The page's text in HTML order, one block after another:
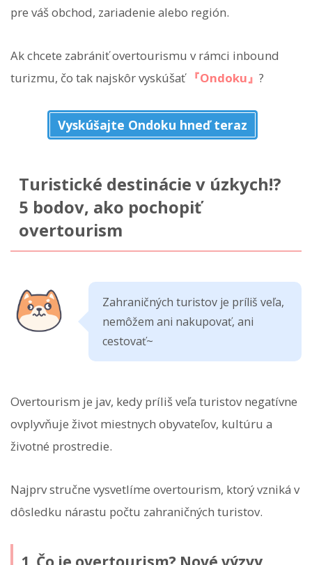
pre váš obchod, zariadenie alebo región.
Ak chcete zabrániť overtourismu v rámci inbound
turizmu, čo tak najskôr vyskúšať 『Ondoku』 ?
Vyskúšajte Ondoku hneď teraz
Turistické destinácie v úzkych!?
5 bodov, ako pochopiť
overtourism
Zahraničných turistov je príliš veľa,
nemôžem ani nakupovať, ani
cestovať~
Overtourism je jav, kedy príliš veľa turistov negatívne
ovplyvňuje život miestnych obyvateľov, kultúru a
životné prostredie.
Najprv stručne vysvetlíme overtourism, ktorý vzniká v
dôsledku nárastu počtu zahraničných turistov.